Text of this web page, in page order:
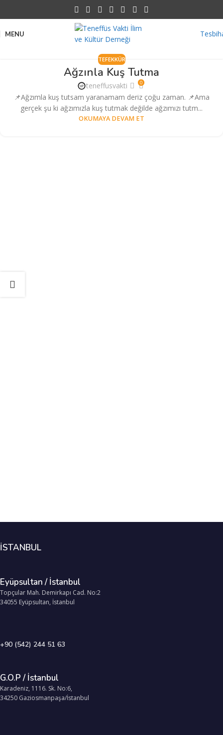
MENU
TEFEKKÜR
Ağzınla Kuş Tutma
teneffusvakti 0
📌Ağzımla kuş tutsam yaranamam deriz çoğu zaman. 📌Ama
gerçek şu ki ağzımızla kuş tutmak değilde ağzımızı tutm...
OKUMAYA DEVAM ET
İSTANBUL
Eyüpsultan / İstanbul
Topçular Mah. Demirkapı Cad. No:2
34055 Eyüpsultan, İstanbul
+90 (542) 244 51 63
G.O.P / İstanbul
Karadeniz, 1116. Sk. No:6,
34250 Gaziosmanpaşa/İstanbul